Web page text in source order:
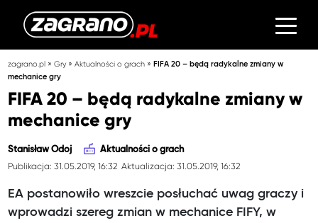
zagrano.pl »Gry»Aktualności o grach »FIFA 20 – będą radykalne zmiany w
mechanice gry
FIFA 20 – będą radykalne zmiany w
mechanice gry
Stanisław Odoj Aktualności o grach
Publikacja: 31.05.2019, 16:32 Aktualizacja: 31.05.2019, 16:32
EA postanowiło wreszcie posłuchać uwag graczy i
wprowadzi szereg zmian w mechanice FIFY, w